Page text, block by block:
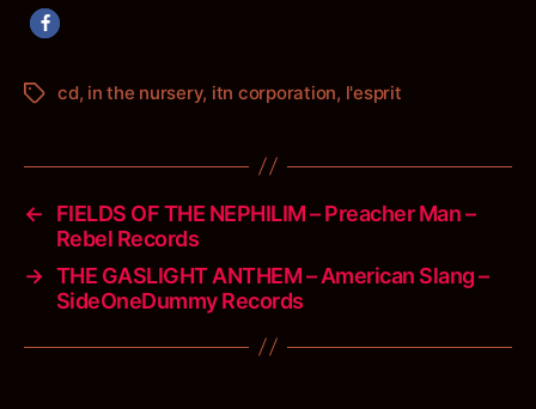
Schlagwörter
cd, in the nursery, itn corporation, l'esprit
←
FIELDS OF THE NEPHILIM – Preacher Man –
Rebel Records
→ THE GASLIGHT ANTHEM – American Slang –
SideOneDummy Records